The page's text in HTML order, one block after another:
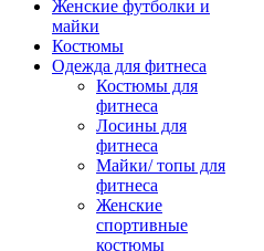
Женские футболки и
майки
Костюмы
Одежда для фитнеса
Костюмы для
фитнеса
Лосины для
фитнеса
Майки/ топы для
фитнеса
Женские
спортивные
костюмы